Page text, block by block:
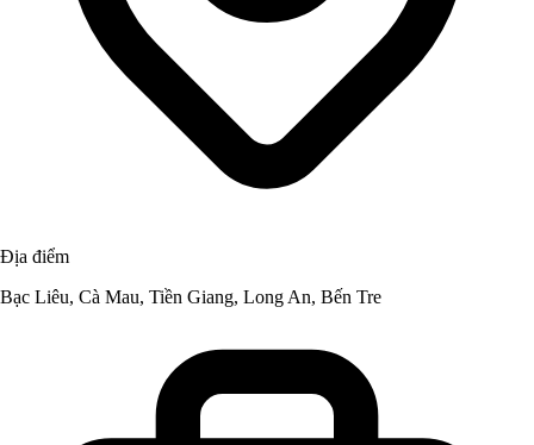
Địa điểm
Bạc Liêu, Cà Mau, Tiền Giang, Long An, Bến Tre